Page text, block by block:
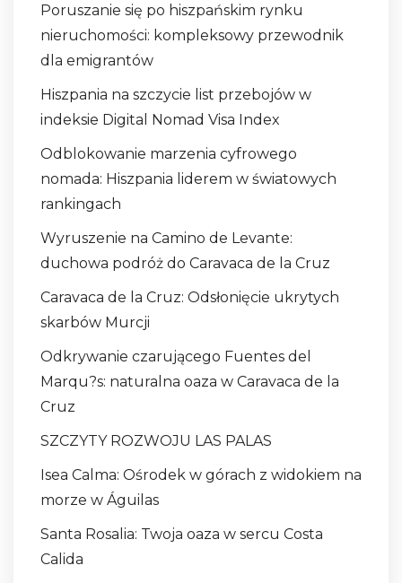
Poruszanie się po hiszpańskim rynku
nieruchomości: kompleksowy przewodnik
dla emigrantów
Hiszpania na szczycie list przebojów w
indeksie Digital Nomad Visa Index
Odblokowanie marzenia cyfrowego
nomada: Hiszpania liderem w światowych
rankingach
Wyruszenie na Camino de Levante:
duchowa podróż do Caravaca de la Cruz
Caravaca de la Cruz: Odsłonięcie ukrytych
skarbów Murcji
Odkrywanie czarującego Fuentes del
Marqu?s: naturalna oaza w Caravaca de la
Cruz
SZCZYTY ROZWOJU LAS PALAS
Isea Calma: Ośrodek w górach z widokiem na
morze w Águilas
Santa Rosalia: Twoja oaza w sercu Costa
Calida